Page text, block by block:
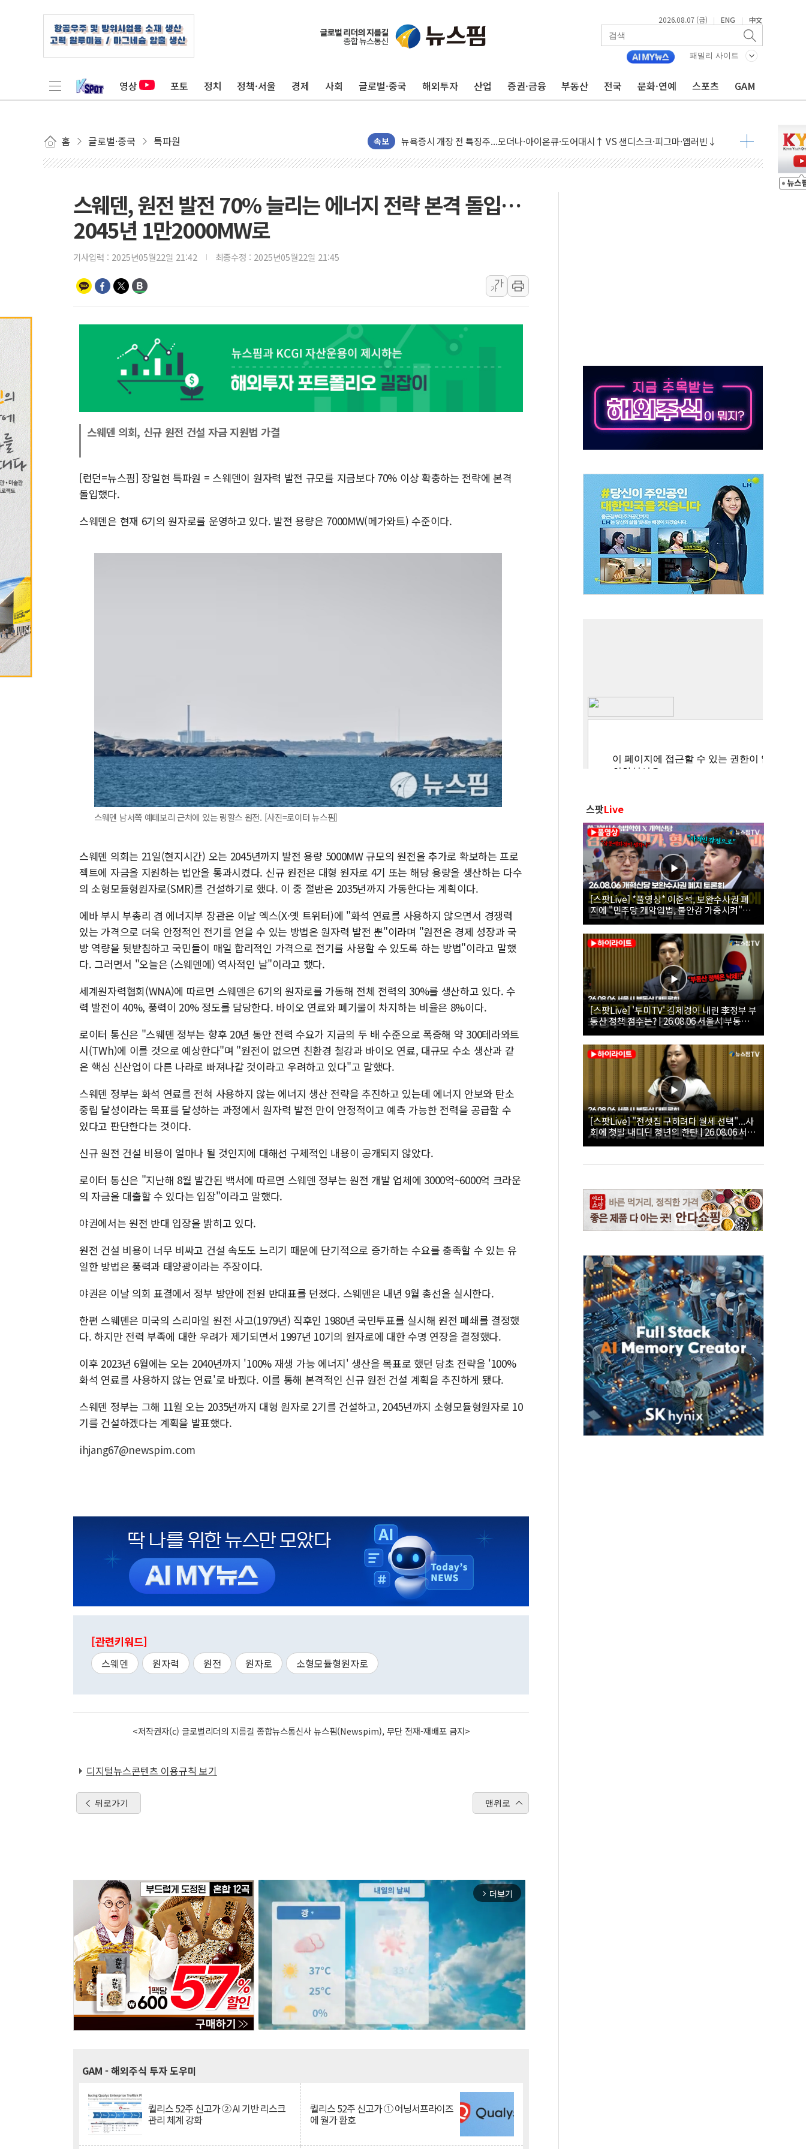
2026.08.07 (금) | ENG | 中文
패밀리 사이트
영상 포토 정치 정책·서울 경제 사회 글로벌·중국 해외투자 산업 증권·금융 부동산 전국 문화·연예 스포츠 GAM
홈 글로벌·중국 특파원 속보
리투아니아 국방 "러, 우크라 드론으로 나토 회원국 공격 검토… 거짓 깃발 작전"
구광모, 내주 실리콘밸리서 젠슨 황 재회…로봇·AI 데이터센터·모빌리티 구체화
김정관 장관 "영업이익 N% 성과급 반대…상법·자본시장법 개정 논의"
뉴욕증시 프리뷰, 미 주가선물 AI주 차익실현 속 혼조세...웨스턴디지털·샌디스크↓
금값 7주 만에 최고…美 고용 둔화·호르무즈 재개방 기대에 강세
[인도증시] 중동 긴장 완화에 실적 호조까지, 상승...호실적 보고 기업 상승세 뚜렷
양주 섬유염색공장서 화재 1명 중상…대응 1단계 진압 중
김정관 산업부 장관 "주 52시간 손봐야, 경쟁상대 中과 비교해야"
[3보] 북, 원산서 동해로 단거리 탄도미사일 1발 발사… 올해 10번째·42일 만 도발
우크라 드론 전술, 중남미 콜롬비아에 새 안보 위기… 반군·마약카르텔이 습득해 전투 활용
동해해경, 독도 해상서 부유물 감긴 어선 구조
주한미군 "오산기지 누출, 백린 아닌 무해한 표면 부식 물질"
구미 폐염산처리업체서 불 2시간30여분만에 진화...외국인 노동자 숨져
스웨덴, 원전 발전 70% 늘리는 에너지 전략 본격 돌입…
2045년 1만2000MW로
기사입력 : 2025년05월22일 21:42 최종수정 : 2025년05월22일 21:45
가
가
스웨덴 의회, 신규 원전 건설 자금 지원법 가결
[런던=뉴스핌] 장일현 특파원 = 스웨덴이 원자력 발전 규모를 지금보다 70% 이상 확충하는 전략에 본격
돌입했다.
스웨덴은 현재 6기의 원자로를 운영하고 있다. 발전 용량은 7000MW(메가와트) 수준이다.
스웨덴 남서쪽 예테보리 근처에 있는 링할스 원전. [사진=로이터 뉴스핌]
스웨덴 의회는 21일(현지시간) 오는 2045년까지 발전 용량 5000MW 규모의 원전을 추가로 확보하는 프로
젝트에 자금을 지원하는 법안을 통과시켰다. 신규 원전은 대형 원자로 4기 또는 해당 용량을 생산하는 다수
의 소형모듈형원자로(SMR)를 건설하기로 했다. 이 중 절반은 2035년까지 가동한다는 계획이다.
에바 부시 부총리 겸 에너지부 장관은 이날 엑스(X·옛 트위터)에 "화석 연료를 사용하지 않으면서 경쟁력
있는 가격으로 더욱 안정적인 전기를 얻을 수 있는 방법은 원자력 발전 뿐"이라며 "원전은 경제 성장과 국
방 역량을 뒷받침하고 국민들이 매일 합리적인 가격으로 전기를 사용할 수 있도록 하는 방법"이라고 말했
다. 그러면서 "오늘은 (스웨덴에) 역사적인 날"이라고 했다.
세계원자력협회(WNA)에 따르면 스웨덴은 6기의 원자로를 가동해 전체 전력의 30%를 생산하고 있다. 수
력 발전이 40%, 풍력이 20% 정도를 담당한다. 바이오 연료와 폐기물이 차지하는 비율은 8%이다.
로이터 통신은 "스웨덴 정부는 향후 20년 동안 전력 수요가 지금의 두 배 수준으로 폭증해 약 300테라와트
시(TWh)에 이를 것으로 예상한다"며 "원전이 없으면 친환경 철강과 바이오 연료, 대규모 수소 생산과 같
은 핵심 신산업이 다른 나라로 빠져나갈 것이라고 우려하고 있다"고 말했다.
스웨덴 정부는 화석 연료를 전혀 사용하지 않는 에너지 생산 전략을 추진하고 있는데 에너지 안보와 탄소
중립 달성이라는 목표를 달성하는 과정에서 원자력 발전 만이 안정적이고 예측 가능한 전력을 공급할 수
있다고 판단한다는 것이다.
신규 원전 건설 비용이 얼마나 될 것인지에 대해선 구체적인 내용이 공개되지 않았다.
로이터 통신은 "지난해 8월 발간된 백서에 따르면 스웨덴 정부는 원전 개발 업체에 3000억~6000억 크라운
의 자금을 대출할 수 있다는 입장"이라고 말했다.
야권에서는 원전 반대 입장을 밝히고 있다.
원전 건설 비용이 너무 비싸고 건설 속도도 느리기 때문에 단기적으로 증가하는 수요를 충족할 수 있는 유
일한 방법은 풍력과 태양광이라는 주장이다.
야권은 이날 의회 표결에서 정부 방안에 전원 반대표를 던졌다. 스웨덴은 내년 9월 총선을 실시한다.
한편 스웨덴은 미국의 스리마일 원전 사고(1979년) 직후인 1980년 국민투표를 실시해 원전 폐쇄를 결정했
다. 하지만 전력 부족에 대한 우려가 제기되면서 1997년 10기의 원자로에 대한 수명 연장을 결정했다.
이후 2023년 6월에는 오는 2040년까지 '100% 재생 가능 에너지' 생산을 목표로 했던 당초 전략을 '100%
화석 연료를 사용하지 않는 연료'로 바꿨다. 이를 통해 본격적인 신규 원전 건설 계획을 추진하게 됐다.
스웨덴 정부는 그해 11월 오는 2035년까지 대형 원자로 2기를 건설하고, 2045년까지 소형모듈형원자로 10
기를 건설하겠다는 계획을 발표했다.
ihjang67@newspim.com
[관련키워드]
스웨덴 원자력 원전 원자로 소형모듈형원자로
<저작권자(c) 글로벌리더의 지름길 종합뉴스통신사 뉴스핌(Newspim), 무단 전재-재배포 금지>
디지털뉴스콘텐츠 이용규칙 보기
뒤로가기 맨위로
arrow_forward_ios 더보기
GAM - 해외주식 투자 도우미
퀄리스 52주 신고가 ② AI 기반 리스크
관리 체계 강화
퀄리스 52주 신고가 ① 어닝서프라이즈
에 월가 환호
스팟Live
[스팟Live] *풀영상* 이준석, 보완수사권 폐
지에 "민주당 개악입법, 불안감 가중시켜"｜
26.08.06 개혁신당 보완수사권 폐지 토론회
[스팟Live] '투미TV' 김제경이 내린 李정부 부
동산 정책 점수는? | 26.08.06 서울시 부동산
대토론회
[스팟Live] "전셋집 구하려다 월세 선택"...사
회에 첫발 내디딘 청년의 한탄 | 26.08.06 서울
시 부동산 대토론회